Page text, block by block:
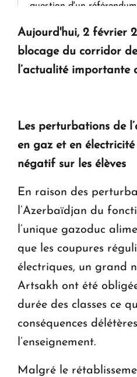
question d'un
KASA : 30 ans d'audace,
en Arménie
Aujourd'hui, 2 février
blocage du corridor
l’actualité importante
Les perturbations de
en gaz et en
négatif sur les élèves
En raison des
l’Azerbaïdjan du
l’unique gazoduc
que les coupures
électriques, un grand
Artsakh ont été
durée des classes ce
conséquences
l’enseignement.
Malgré le